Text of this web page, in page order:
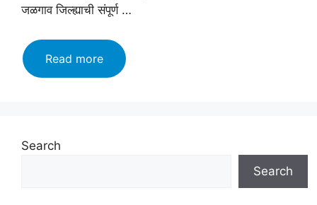
जळगाव जिल्ह्याची संपूर्ण …
Read moreजळगाव
जिल्हा
Search
Search